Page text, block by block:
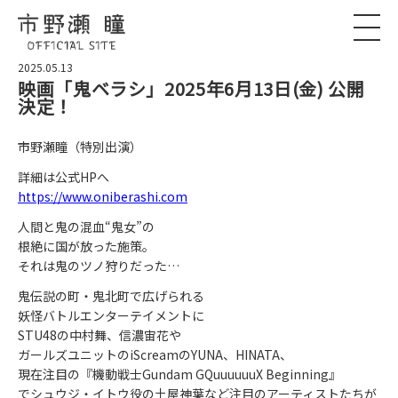
2025.05.13
映画「鬼ベラシ」2025年6月13日(金) 公開
決定！
市野瀬瞳（特別出演）
詳細は公式HPへ
https://www.oniberashi.com
人間と鬼の混血“鬼女”の
根絶に国が放った施策。
それは鬼のツノ狩りだった…
鬼伝説の町・鬼北町で広げられる
妖怪バトルエンターテイメントに
STU48の中村舞、信濃宙花や
ガールズユニットのiScreamのYUNA、HINATA、
現在注目の『機動戦士Gundam GQuuuuuuX Beginning』
でシュウジ・イトウ役の土屋神葉など注目のアーティストたちが